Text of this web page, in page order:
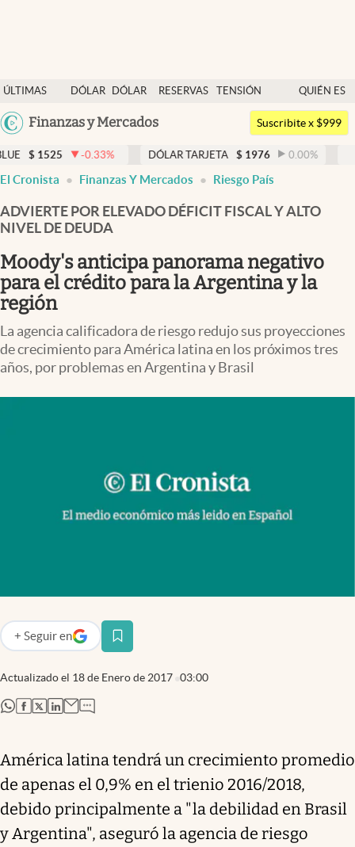
ÚLTIMAS
NOTICIAS
DÓLAR
DÓLAR
RESERVAS
TENSIÓN
GEOPOLÍTICA
QUIÉN ES
QUIÉN
Argentina
Colombia
Finanzas y Mercados
Dólar
Members
Economía y Política
Finanzas y Mercados
Mercados Online
Columnistas
Otras secciones
Apertura
Infotechnology
Eventos Corporativos
El Cronista Studio
Suscribite x $999
% DÓLAR TARJETA $ 1976 0.00% DÓLAR MEP
El Cronista Finanzas Y Mercados Riesgo País
ADVIERTE POR ELEVADO DÉFICIT FISCAL Y ALTO
NIVEL DE DEUDA
Moody's anticipa panorama negativo
para el crédito para la Argentina y la
región
La agencia calificadora de riesgo redujo sus proyecciones
de crecimiento para América latina en los próximos tres
años, por problemas en Argentina y Brasil
Actualizado el 18 de Enero de 2017 03:00
+ Seguir en
abre en nueva pestaña
abre en nueva pestaña
abre en nueva pestaña
abre en nueva pestaña
abre en nueva pestaña
América latina tendrá un crecimiento promedio
de apenas el 0,9% en el trienio 2016/2018,
debido principalmente a "la debilidad en Brasil
y Argentina", aseguró la agencia de riesgo